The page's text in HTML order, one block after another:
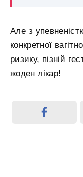
Але з
конкретної
ризику, пізній
жоден лікар!